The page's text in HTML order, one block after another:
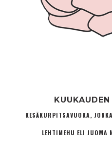
KESÄKURPITSAVUOKA,
LEHTIMEHU ELI JUOMA